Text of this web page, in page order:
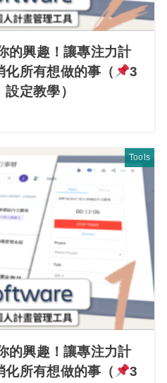
的興趣！讓專注力計
化所有想做的事（
3
定教學）
Tools
的興趣！讓專注力計
化所有想做的事（
3